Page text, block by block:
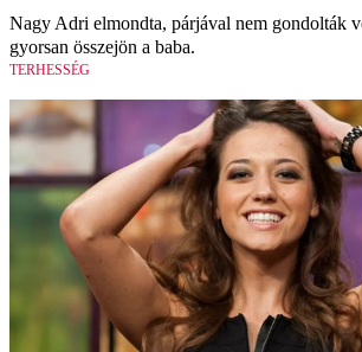
Nagy Adri elmondta, párjával nem gondolták
gyorsan összejön a baba.
TERHESSÉG